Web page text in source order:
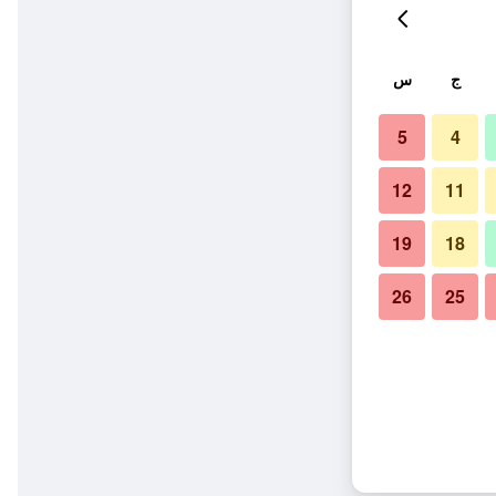
ج س
4
5
11
12
18
19
25
26